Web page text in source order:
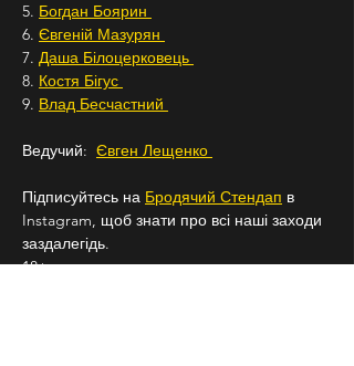
5. Богдан Боярин
6. Євгеній Мазурян
7. Даша Білоцерковець
8. Костя Бігус
9. Влад Бесчастний
Ведучий: Євген Лещенко
Підписуйтесь на Бродячий Стендап в
Instagram, щоб знати про всі наші заходи
заздалегідь.
18+